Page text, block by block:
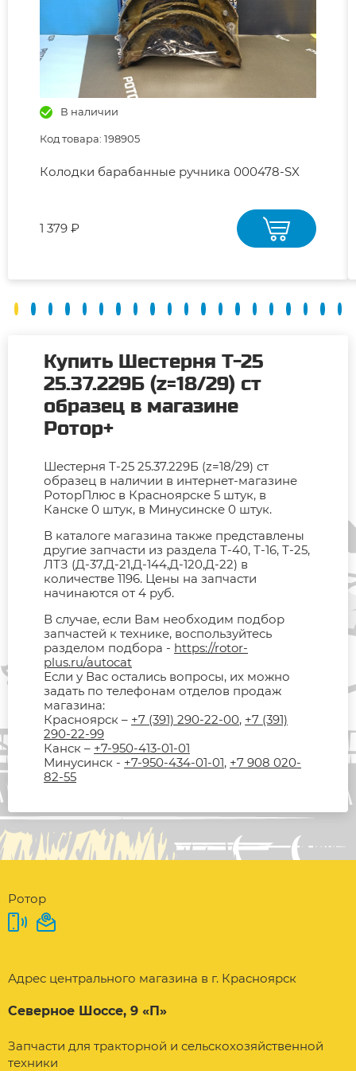
В наличии
Код товара: 198905
Колодки барабанные ручника 000478-SX
1 379 ₽
Купить Шестерня Т-25
25.37.229Б (z=18/29) ст
образец в магазине
Ротор+
Шестерня Т-25 25.37.229Б (z=18/29) ст
образец в наличии в интернет-магазине
РоторПлюс в Красноярске 5 штук, в
Канске 0 штук, в Минусинске 0 штук.
В каталоге магазина также представлены
другие запчасти из раздела Т-40, Т-16, Т-25,
ЛТЗ (Д-37,Д-21,Д-144,Д-120,Д-22) в
количестве 1196. Цены на запчасти
начинаются от 4 руб.
В случае, если Вам необходим подбор
запчастей к технике, воспользуйтесь
разделом подбора - https://rotor-
plus.ru/autocat
Если у Вас остались вопросы, их можно
задать по телефонам отделов продаж
магазина:
Красноярск – +7 (391) 290-22-00, +7 (391)
290-22-99
Канск – +7-950-413-01-01
Минусинск - +7-950-434-01-01, +7 908 020-
82-55
Ротор
Адрес центрального магазина в г. Красноярск
Северное Шоссе, 9 «П»
Запчасти для тракторной и сельскохозяйственной
техники